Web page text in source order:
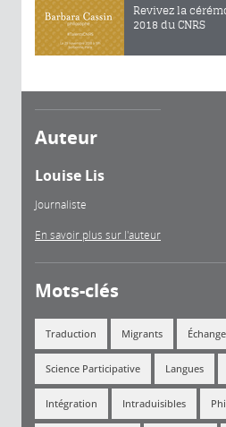
Revivez la
2018 du CNRS
Auteur
Louise Lis
Journaliste
En savoir plus sur l'auteur
Mots-clés
Traduction Migrants
Science Participative Langues
Intégration Intraduisibles